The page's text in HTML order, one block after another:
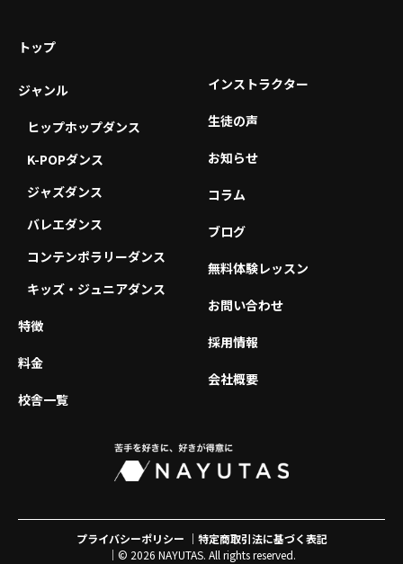
トップ
ジャンル
ヒップホップダンス
K-POPダンス
ジャズダンス
バレエダンス
コンテンポラリーダンス
キッズ・ジュニアダンス
特徴
料金
校舎一覧
インストラクター
生徒の声
お知らせ
コラム
ブログ
無料体験レッスン
お問い合わせ
採用情報
会社概要
プライバシーポリシー
特定商取引法に基づく表記
© 2026 NAYUTAS. All rights reserved.